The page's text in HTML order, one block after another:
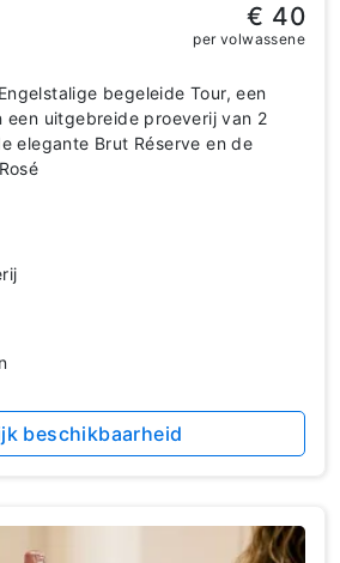
begeleide Tour, een
een uitgebreide proeverij van 2
elegante Brut Réserve en de
€ 40
per volwassene
beschikbaarheid